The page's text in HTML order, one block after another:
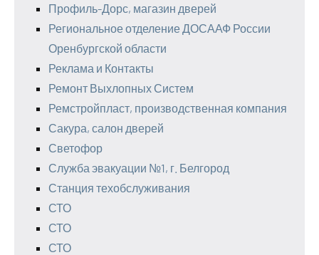
Профиль-Дорс, магазин дверей
Региональное отделение ДОСААФ России
Оренбургской области
Реклама и Контакты
Ремонт Выхлопных Систем
Ремстройпласт, производственная компания
Сакура, салон дверей
Светофор
Служба эвакуации №1, г. Белгород
Станция техобслуживания
СТО
СТО
СТО